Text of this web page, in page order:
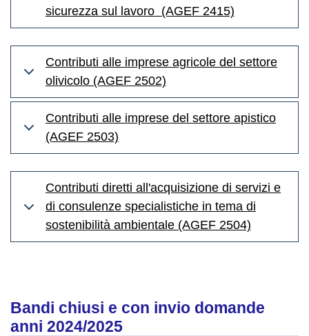
sicurezza sul lavoro (AGEF 2415)
Contributi alle imprese agricole del settore
olivicolo (AGEF 2502)
Contributi alle imprese del settore apistico
(AGEF 2503)
Contributi diretti all'acquisizione di servizi e
di consulenze specialistiche in tema di
sostenibilità ambientale (AGEF 2504)
Bandi chiusi e con invio domande
anni 2024/2025